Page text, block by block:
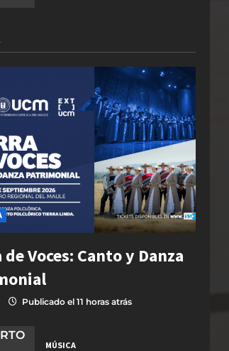
Voces: Canto y Danza
Publicado el 11 horas atrás
MÚSICA